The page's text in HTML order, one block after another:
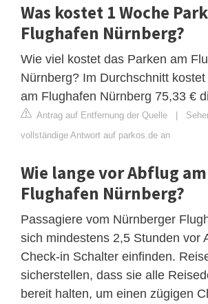
Was kostet 1 Woche
Flughafen Nürnberg?
Wie viel kostet das Parken am
Nürnberg? Im Durchschnitt
am Flughafen Nürnberg 75,33 €
Antrag auf Entfernung der Quelle |
vollständige Antwort auf parkos.de an
Wie lange vor Abflug am
Flughafen Nürnberg?
Passagiere vom Nürnberger
sich mindestens 2,5 Stunden vor
Check-in Schalter einfinden.
sicherstellen, dass sie alle
bereit halten, um einen zügigen